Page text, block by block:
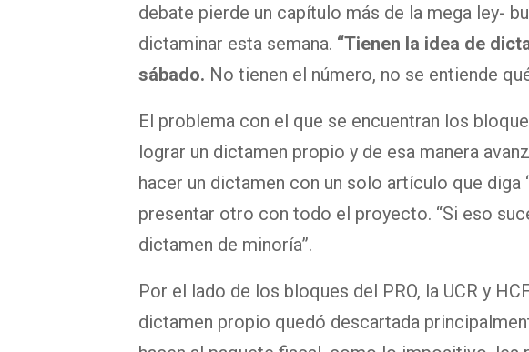
debate pierde un capítulo más de la mega ley-
dictaminar esta semana. “Tienen la idea de
sábado. No tienen el número, no se entiende
El problema con el que se encuentran los
lograr un dictamen propio y de esa manera
hacer un dictamen con un solo artículo que diga
presentar otro con todo el proyecto. “Si eso
dictamen de minoría”.
Por el lado de los bloques del PRO, la UCR y
dictamen propio quedó descartada